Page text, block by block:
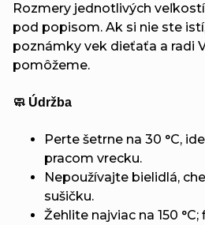
Rozmery jednotlivých
pod popisom. Ak si nie ste
poznámky vek dieťaťa a radi
pomôžeme.
🧼 Údržba
Perte šetrne na 30 °C,
pracom vrecku.
Nepoužívajte bielidlá,
sušičku.
Žehlite najviac na 150